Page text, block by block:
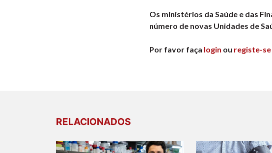
Os ministérios da Saúde e das
número de novas Unidades de
Por favor faça login ou registe-se
RELACIONADOS